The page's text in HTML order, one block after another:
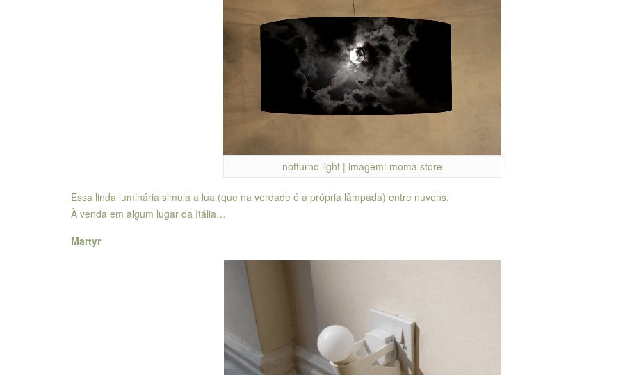
notturno light | imagem: moma store
Essa linda luminária simula a lua (que na verdade é a própria lâmpada) entre nuvens.
À venda em algum lugar da Itália…
Martyr